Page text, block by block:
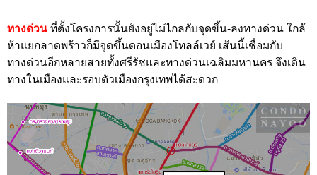
ทางด่วน ที่ตั้งโครงการนั้นยังอยู่ไม่ไกลกับจุดขึ้น-ลงทางด่วน ใกล้
ห้าแยกลาดพร้าวก็มีจุดขึ้นดอนเมืองโทลล์เวย์ เส้นนี้เชื่อมกับ
ทางด่วนอีกหลายสายทั้งศรีรัชและทางด่วนเฉลิมมหานคร จึงเดิน
ทางในเมืองและรอบตัวเมืองกรุงเทพได้สะดวก